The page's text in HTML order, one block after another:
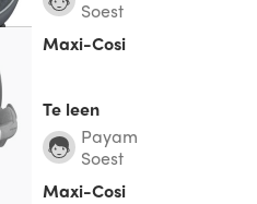
Soest
Maxi-Cosi
Te leen
Payam
Soest
Maxi-Cosi